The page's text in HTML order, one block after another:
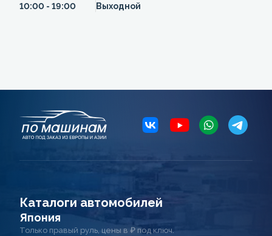
10:00 - 19:00
Выходной
Каталоги автомобилей
Япония
Только правый руль, цены в ₽ под ключ.